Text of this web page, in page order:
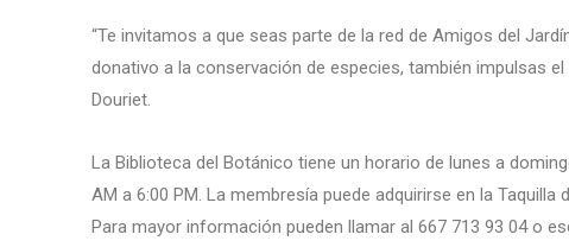
“Te invitamos a que seas parte de la red de Amigos del
donativo a la conservación de especies, también impulsas
Douriet.
La Biblioteca del Botánico tiene un horario de lunes a
AM a 6:00 PM. La membresía puede adquirirse en la Taquilla
Para mayor información pueden llamar al 667 713 93 04 o